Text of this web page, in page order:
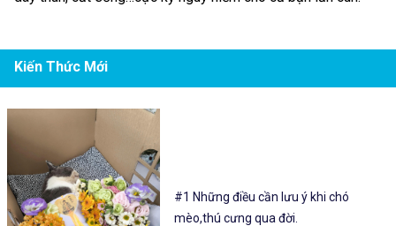
Kiến Thức Mới
#1 Những điều cần lưu ý khi chó
mèo,thú cưng qua đời.